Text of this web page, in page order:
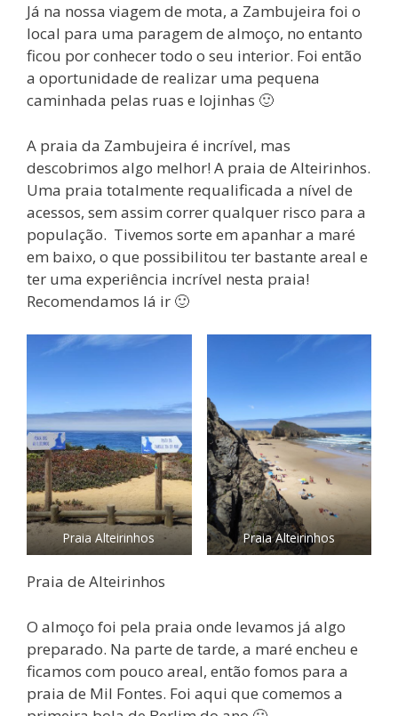
Já na nossa viagem de mota, a Zambujeira foi o
local para uma paragem de almoço, no entanto
ficou por conhecer todo o seu interior. Foi então
a oportunidade de realizar uma pequena
caminhada pelas ruas e lojinhas 🙂
A praia da Zambujeira é incrível, mas
descobrimos algo melhor! A praia de Alteirinhos.
Uma praia totalmente requalificada a nível de
acessos, sem assim correr qualquer risco para a
população. Tivemos sorte em apanhar a maré
em baixo, o que possibilitou ter bastante areal e
ter uma experiência incrível nesta praia!
Recomendamos lá ir 🙂
Praia Alteirinhos Praia Alteirinhos
Praia de Alteirinhos
O almoço foi pela praia onde levamos já algo
preparado. Na parte de tarde, a maré encheu e
ficamos com pouco areal, então fomos para a
praia de Mil Fontes. Foi aqui que comemos a